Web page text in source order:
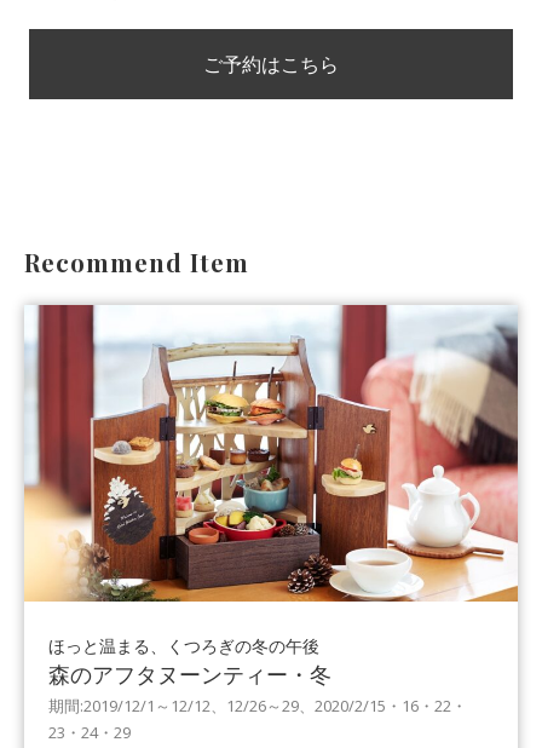
ご予約はこちら
Recommend Item
ほっと温まる、くつろぎの冬の午後
森のアフタヌーンティー・冬
期間:2019/12/1～12/12、12/26～29、2020/2/15・16・22・
23・24・29